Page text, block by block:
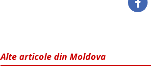
Alte articole din Moldova